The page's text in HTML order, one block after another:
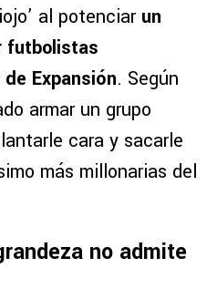
al potenciar un
futbolistas
Expansión. Según
armar un grupo
cara y sacarle
más millonarias del
no admite